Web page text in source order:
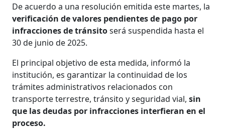
De acuerdo a una resolución emitida este martes, la
verificación de valores pendientes de pago por
infracciones de tránsitoserá suspendida hasta el
30 de junio de 2025.
El principal objetivo de esta medida, informó la
institución, es garantizar la continuidad de los
trámites administrativos relacionados con
transporte terrestre, tránsito y seguridad vial,sin
que las deudas por infracciones interfieran en el
proceso.